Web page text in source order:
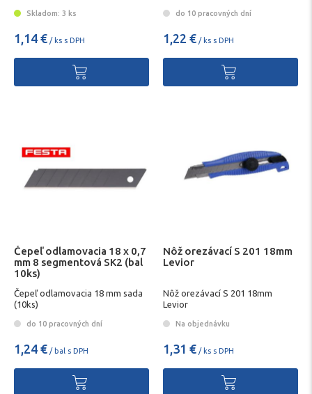
Skladom: 3 ks
1,14 € / ks s DPH
do 10 pracovných dní
1,22 € / ks s DPH
Čepeľ odlamovacia 18 x 0,7
mm 8 segmentová SK2 (bal
10ks)
Čepeľ odlamovacia 18 mm sada
(10ks)
do 10 pracovných dní
1,24 € / bal s DPH
Nôž orezávací S 201 18mm
Levior
Nôž orezávací S 201 18mm
Levior
Na objednávku
1,31 € / ks s DPH